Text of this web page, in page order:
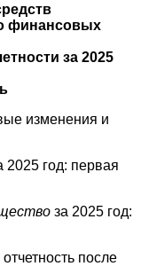
финансовых
за 2025
изменения и
2025 год: первая
за 2025 год:
после